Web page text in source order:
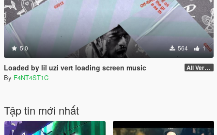
5.0 564 1
Loaded by lil uzi vert loading screen music All Versions
By F4NT4ST1C
Tập tin mới nhất